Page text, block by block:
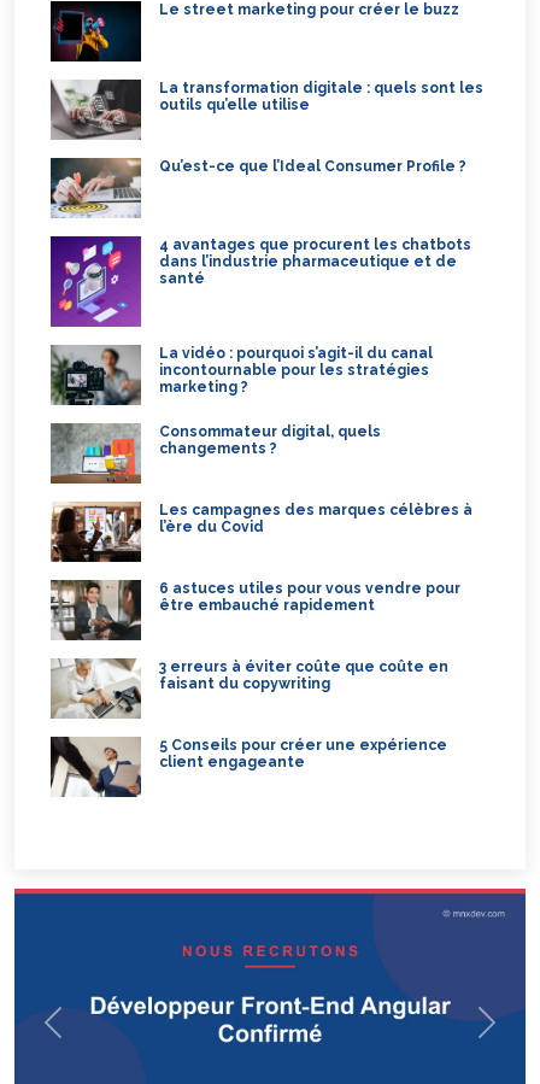
Le street marketing pour créer le buzz
La transformation digitale : quels sont les
outils qu’elle utilise
Qu’est-ce que l’Ideal Consumer Profile ?
4 avantages que procurent les chatbots
dans l’industrie pharmaceutique et de
santé
La vidéo : pourquoi s’agit-il du canal
incontournable pour les stratégies
marketing ?
Consommateur digital, quels
changements ?
Les campagnes des marques célèbres à
l’ère du Covid
6 astuces utiles pour vous vendre pour
être embauché rapidement
3 erreurs à éviter coûte que coûte en
faisant du copywriting
5 Conseils pour créer une expérience
client engageante